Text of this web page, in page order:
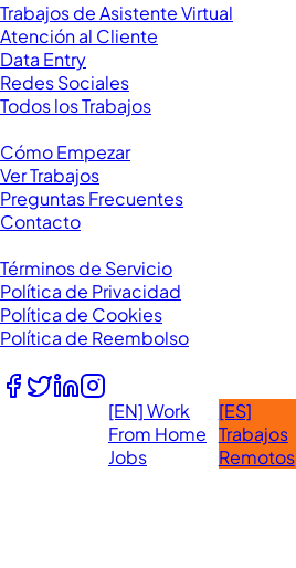
Trabajos de Asistente Virtual
Atención al Cliente
Data Entry
Redes Sociales
Todos los Trabajos
Cómo Empezar
Ver Trabajos
Preguntas Frecuentes
Contacto
Términos de Servicio
Política de Privacidad
Política de Cookies
Política de Reembolso
[EN] Work
From Home
Jobs
[ES]
Trabajos
Remotos